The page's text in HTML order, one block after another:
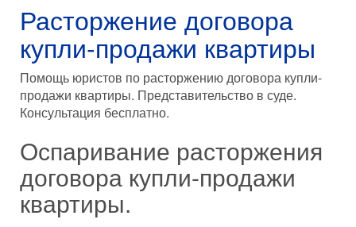
Расторжение договора
купли-продажи квартиры
Помощь юристов по расторжению договора купли-
продажи квартиры. Представительство в суде.
Консультация бесплатно.
Оспаривание расторжения
договора купли-продажи
квартиры.